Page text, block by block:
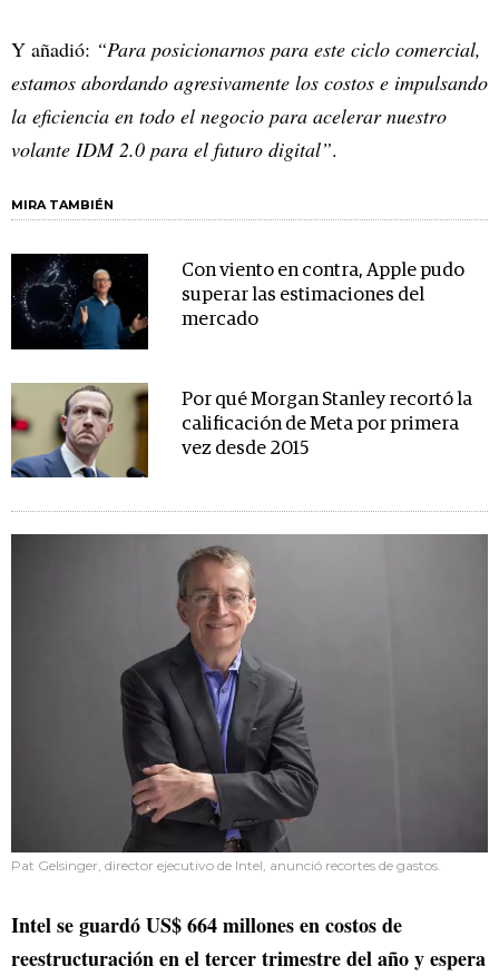
Y añadió: “Para posicionarnos para este ciclo comercial,
estamos abordando agresivamente los costos e impulsando
la eficiencia en todo el negocio para acelerar nuestro
volante IDM 2.0 para el futuro digital”.
MIRA TAMBIÉN
Con viento en contra, Apple pudo
superar las estimaciones del
mercado
Por qué Morgan Stanley recortó la
calificación de Meta por primera
vez desde 2015
Pat Gelsinger, director ejecutivo de Intel, anunció recortes de gastos.
Intel se guardó US$ 664 millones en costos de
reestructuración en el tercer trimestre del año y espera